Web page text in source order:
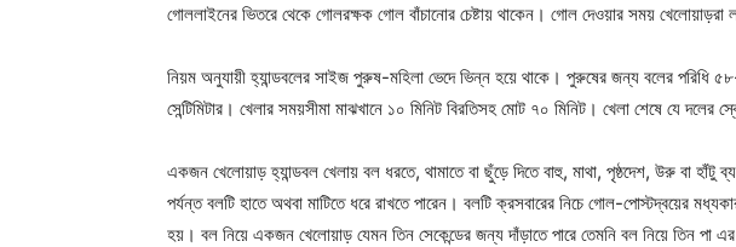
গোললাইনের ভিতরে থেকে গোলরক্ষক গোল বাঁচানোর চেষ্টায় থাকেন। গোল দেওয়ার সময় খেলোয়াড়রা
নিয়ম অনুযায়ী হ্যান্ডবলের সাইজ পুরুষ-মহিলা ভেদে ভিন্ন হয়ে থাকে। পুরুষের জন্য বলের পরিধি
সেন্টিমিটার। খেলার সময়সীমা মাঝখানে ১০ মিনিট বিরতিসহ মোট ৭০ মিনিট। খেলা শেষে যে দলের
একজন খেলোয়াড় হ্যান্ডবল খেলায় বল ধরতে, থামাতে বা ছুঁড়ে দিতে বাহু, মাথা, পৃষ্ঠদেশ, উরু বা হাঁটু
পর্যন্ত বলটি হাতে অথবা মাটিতে ধরে রাখতে পারেন। বলটি ক্রসবারের নিচে গোল-পোস্টদ্বয়ের
হয়। বল নিয়ে একজন খেলোয়াড় যেমন তিন সেকেন্ডের জন্য দাঁড়াতে পারে তেমনি বল নিয়ে তিন পা